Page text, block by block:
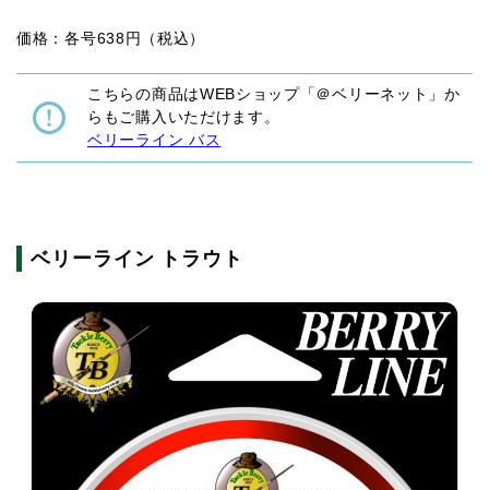
価格：各号638円（税込）
こちらの商品はWEBショップ「＠ベリーネット」か
らもご購入いただけます。
ベリーライン バス
ベリーライン トラウト